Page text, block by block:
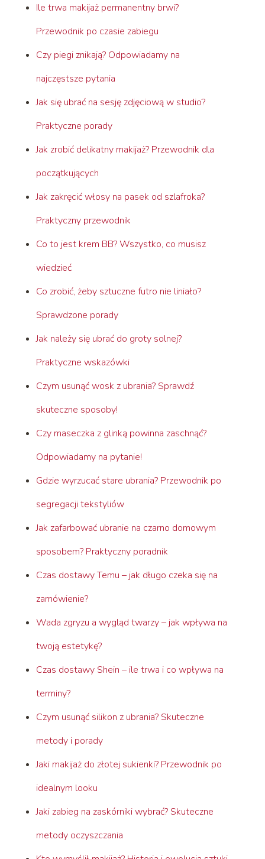
Ile trwa makijaż permanentny brwi?
Przewodnik po czasie zabiegu
Czy piegi znikają? Odpowiadamy na
najczęstsze pytania
Jak się ubrać na sesję zdjęciową w studio?
Praktyczne porady
Jak zrobić delikatny makijaż? Przewodnik dla
początkujących
Jak zakręcić włosy na pasek od szlafroka?
Praktyczny przewodnik
Co to jest krem BB? Wszystko, co musisz
wiedzieć
Co zrobić, żeby sztuczne futro nie liniało?
Sprawdzone porady
Jak należy się ubrać do groty solnej?
Praktyczne wskazówki
Czym usunąć wosk z ubrania? Sprawdź
skuteczne sposoby!
Czy maseczka z glinką powinna zaschnąć?
Odpowiadamy na pytanie!
Gdzie wyrzucać stare ubrania? Przewodnik po
segregacji tekstyliów
Jak zafarbować ubranie na czarno domowym
sposobem? Praktyczny poradnik
Czas dostawy Temu – jak długo czeka się na
zamówienie?
Wada zgryzu a wygląd twarzy – jak wpływa na
twoją estetykę?
Czas dostawy Shein – ile trwa i co wpływa na
terminy?
Czym usunąć silikon z ubrania? Skuteczne
metody i porady
Jaki makijaż do złotej sukienki? Przewodnik po
idealnym looku
Jaki zabieg na zaskórniki wybrać? Skuteczne
metody oczyszczania